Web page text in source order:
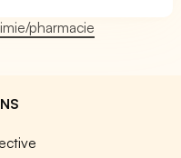
pharmacie